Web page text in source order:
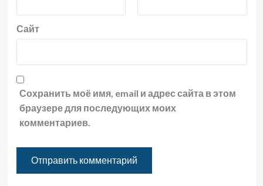
Сайт
Сохранить моё имя, email и адрес сайта в этом
браузере для последующих моих
комментариев.